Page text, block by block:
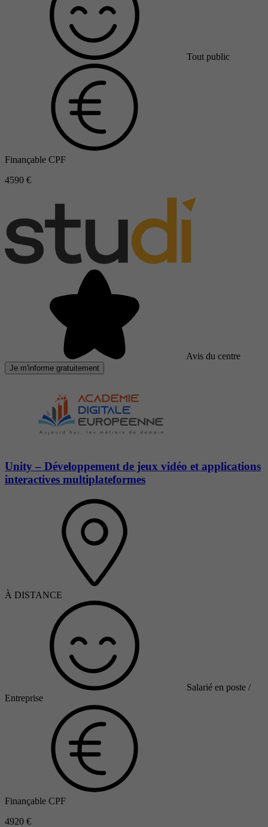
Tout public
Finançable CPF
4590 €
Avis du centre
Je m'informe gratuitement
Unity – Développement de jeux vidéo et applications
interactives multiplateformes
À DISTANCE
Salarié en poste /
Entreprise
Finançable CPF
4920 €